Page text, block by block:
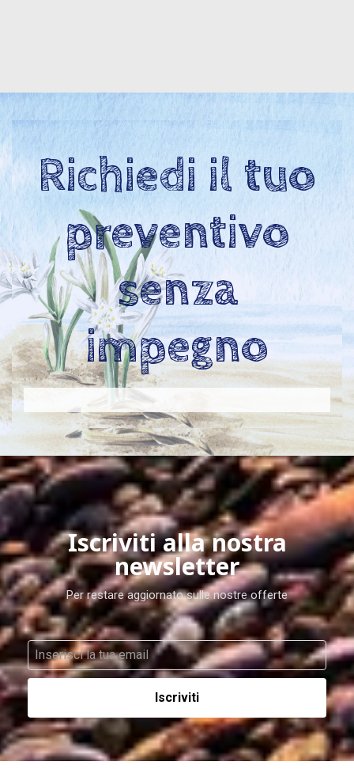
Richiedi il tuo
preventivo
senza
impegno
Iscriviti alla nostra
newsletter
Per restare aggiornato sulle nostre offerte
Iscriviti